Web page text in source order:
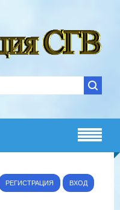
РЕГИСТРАЦИЯ ВХОД